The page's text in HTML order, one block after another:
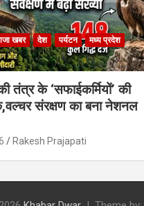
खबर देश पर्यटन
मध्य प्रदेश
तंत्र के ‘सफाईकर्मियों’ की
संरक्षण का बना नेशनल
Rakesh Prajapati